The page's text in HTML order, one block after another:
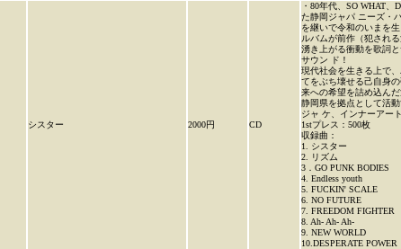
シスター 2000円 CD
・80年代、SO WHAT
た静岡ジャパ ニーズ・
を継いで令和のいまを
ルバムが前作（犯され
湧き上がる衝動を歌詞
サウン ド！
現代社会を生きる上で
てをぶち壊せる己自身
来への希望を詰め込んだ
静岡県を拠点として活
ジャ ケ、インナーアー
1stプレス：500枚
収録曲：
1. シスター
2. リズム
3．GO PUNK BODIES
4. Endless youth
5. FUCKIN' SCALE
6. NO FUTURE
7. FREEDOM FIGHTER
8. Ah- Ah- Ah-
9. NEW WORLD
10.DESPERATE POWER